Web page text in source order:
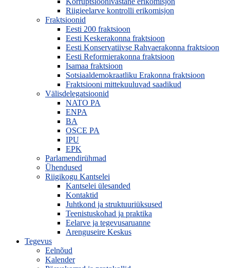
Riigieelarve kontrolli erikomisjon
Fraktsioonid
Eesti 200 fraktsioon
Eesti Keskerakonna fraktsioon
Eesti Konservatiivse Rahvaerakonna fraktsioon
Eesti Reformierakonna fraktsioon
Isamaa fraktsioon
Sotsiaaldemokraatliku Erakonna fraktsioon
Fraktsiooni mittekuuluvad saadikud
Välisdelegatsioonid
NATO PA
ENPA
BA
OSCE PA
IPU
EPK
Parlamendirühmad
Ühendused
Riigikogu Kantselei
Kantselei ülesanded
Kontaktid
Juhtkond ja struktuuriüksused
Teenistuskohad ja praktika
Eelarve ja tegevusaruanne
Arenguseire Keskus
Tegevus
Eelnõud
Kalender